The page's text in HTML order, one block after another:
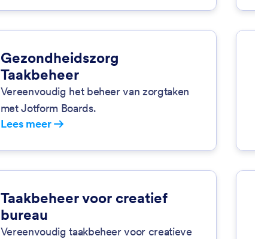
Gezondheidszorg
Taakbeheer
Vereenvoudig het beheer van zorgtaken
met Jotform Boards.
Lees meer
Taakbeheer voor creatief
bureau
Vereenvoudig taakbeheer voor creatieve